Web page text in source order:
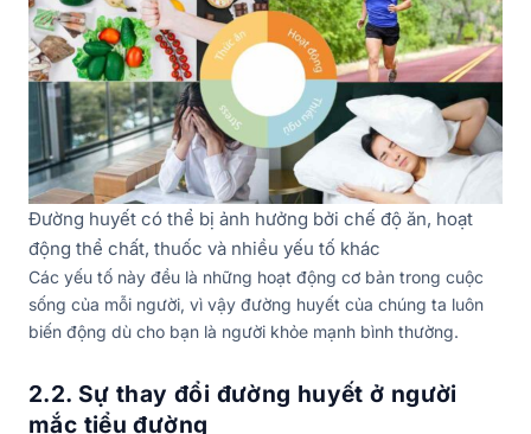
Đường huyết có thể bị ảnh hưởng bởi chế độ ăn, hoạt
động thể chất, thuốc và nhiều yếu tố khác
Các yếu tố này đều là những hoạt động cơ bản trong cuộc
sống của mỗi người, vì vậy đường huyết của chúng ta luôn
biến động dù cho bạn là người khỏe mạnh bình thường.
2.2. Sự thay đổi đường huyết ở người
mắc tiểu đường